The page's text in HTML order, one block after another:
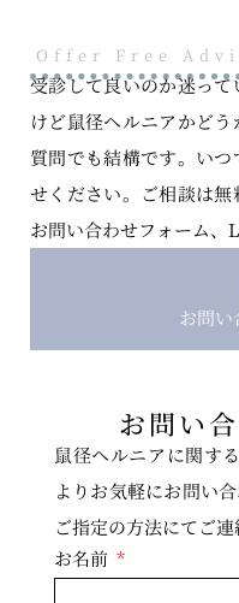
Offer Free
受診して良いのか迷っ
けど鼠径ヘルニアかど
質問でも結構です。い
せください。ご相談は無
お問い合わせフォーム、
お問い
お問い
鼠径ヘルニアに関す
よりお気軽にお問い
ご指定の方法にてご連
お名前